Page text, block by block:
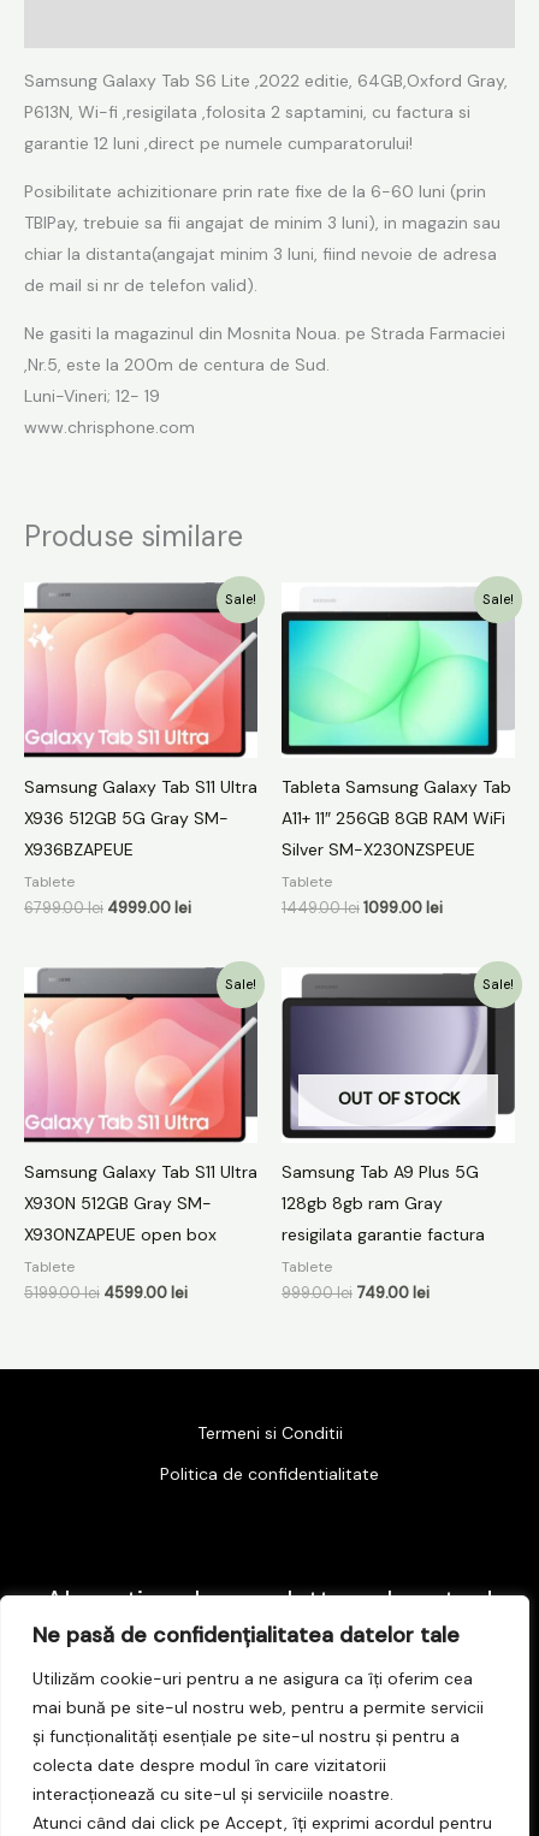
Ne pasă de confidențialitatea datelor tale
Utilizăm cookie-uri pentru a ne asigura ca îți oferim cea
mai bună pe site-ul nostru web, pentru a permite servicii
și funcționalități esențiale pe site-ul nostru și pentru a
colecta date despre modul în care vizitatorii
interacționează cu site-ul și serviciile noastre.
Atunci când dai click pe Accept, îți exprimi acordul pentru
Samsung Galaxy Tab S6 Lite ,2022 editie, 64GB,Oxford Gray,
P613N, Wi-fi ,resigilata ,folosita 2 saptamini, cu factura si
garantie 12 luni ,direct pe numele cumparatorului!
Posibilitate achizitionare prin rate fixe de la 6-60 luni (prin
TBIPay, trebuie sa fii angajat de minim 3 luni), in magazin sau
chiar la distanta(angajat minim 3 luni, fiind nevoie de adresa
de mail si nr de telefon valid).
Ne gasiti la magazinul din Mosnita Noua. pe Strada Farmaciei
,Nr.5, este la 200m de centura de Sud.
Luni-Vineri; 12- 19
www.chrisphone.com
Produse similare
Sale!
Samsung Galaxy Tab S11 Ultra
X936 512GB 5G Gray SM-
X936BZAPEUE
Tablete
6799.00lei
inițial
a
fost:
6799.00 lei.
4999.00 lei
Prețul
curent
este:
4999.00 lei.
Sale!
Tableta Samsung Galaxy Tab
A11+ 11″ 256GB 8GB RAM WiFi
Silver SM-X230NZSPEUE
Tablete
1449.00lei
inițial
1449.00 lei.
1099.00 lei
Prețul
curent
1099.00 lei.
Sale!
Samsung Galaxy Tab S11 Ultra
X930N 512GB Gray SM-
X930NZAPEUE open box
Tablete
5199.00lei
inițial
a
fost:
5199.00 lei.
4599.00 lei
Prețul
curent
este:
4599.00 lei.
Sale!
OUT OF STOCK
Samsung Tab A9 Plus 5G
128gb 8gb ram Gray
resigilata garantie factura
Tablete
999.00lei
Prețul
inițial
749.00 lei
Prețul
curent
749.00 lei.
Termeni si Conditii
Politica de confidentialitate
Abonati-va la newsletter-ul nostru !
E
m
a
Subscribe